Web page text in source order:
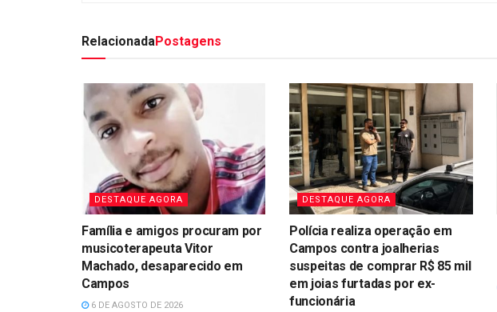
RelacionadaPostagens
DESTAQUE AGORA
Família e amigos procuram por
musicoterapeuta Vitor
Machado, desaparecido em
Campos
6 DE AGOSTO DE 2026
DESTAQUE AGORA
Polícia realiza operação em
Campos contra joalherias
suspeitas de comprar R$ 85 mil
em joias furtadas por ex-
funcionária